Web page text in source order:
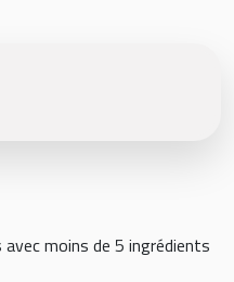
moins de 5 ingrédients